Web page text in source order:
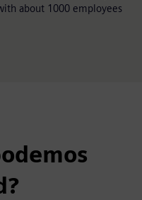
about 1000 employees